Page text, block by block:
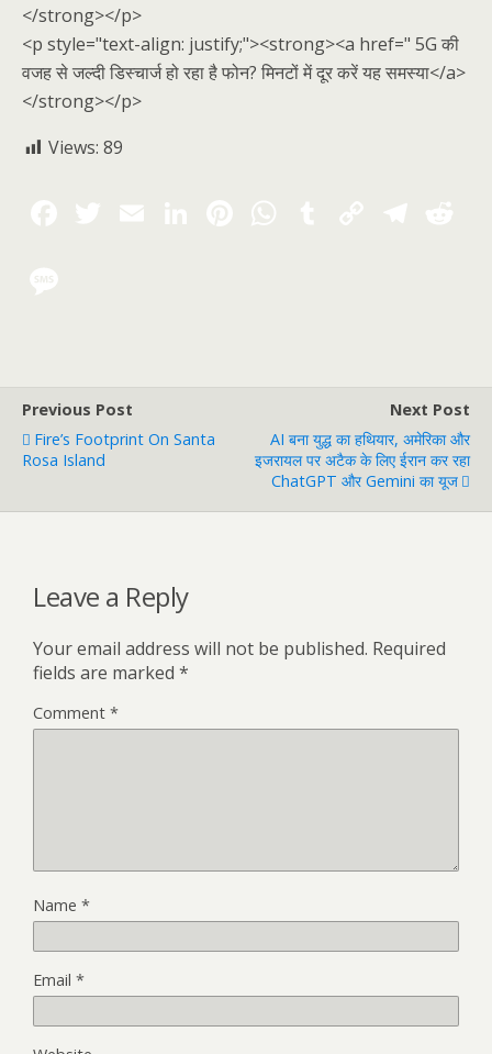
</strong></p>
<p style="text-align: justify;"><strong><a href=" 5G की
वजह से जल्दी डिस्चार्ज हो रहा है फोन? मिनटों में दूर करें यह समस्या</a>
</strong></p>
Views: 89
Previous Post
Fire’s Footprint On Santa
Rosa Island
Next Post
AI बना युद्ध का हथियार, अमेरिका और
इजरायल पर अटैक के लिए ईरान कर रहा
ChatGPT और Gemini का यूज
Leave a Reply
Your email address will not be published. Required
fields are marked *
Comment *
Name *
Email *